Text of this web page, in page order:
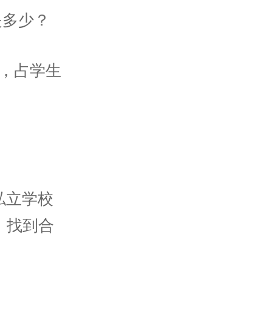
少？
占学生
立学校
找到合